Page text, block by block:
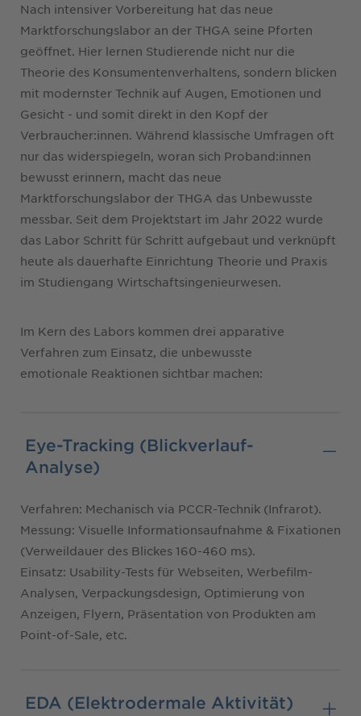
Nach intensiver Vorbereitung hat das neue
Marktforschungslabor an der THGA seine Pforten
geöffnet. Hier lernen Studierende nicht nur die
Theorie des Konsumentenverhaltens, sondern blicken
mit modernster Technik auf Augen, Emotionen und
Gesicht - und somit direkt in den Kopf der
Verbraucher:innen. Während klassische Umfragen oft
nur das widerspiegeln, woran sich Proband:innen
bewusst erinnern, macht das neue
Marktforschungslabor der THGA das Unbewusste
messbar. Seit dem Projektstart im Jahr 2022 wurde
das Labor Schritt für Schritt aufgebaut und verknüpft
heute als dauerhafte Einrichtung Theorie und Praxis
im Studiengang Wirtschaftsingenieurwesen.
Im Kern des Labors kommen drei apparative
Verfahren zum Einsatz, die unbewusste
emotionale Reaktionen sichtbar machen:
Eye-Tracking (Blickverlauf-
Analyse)
Verfahren: Mechanisch via PCCR-Technik (Infrarot).
Messung: Visuelle Informationsaufnahme & Fixationen
(Verweildauer des Blickes 160-460 ms).
Einsatz: Usability-Tests für Webseiten, Werbefilm-
Analysen, Verpackungsdesign, Optimierung von
Anzeigen, Flyern, Präsentation von Produkten am
Point-of-Sale, etc.
EDA (Elektrodermale Aktivität)